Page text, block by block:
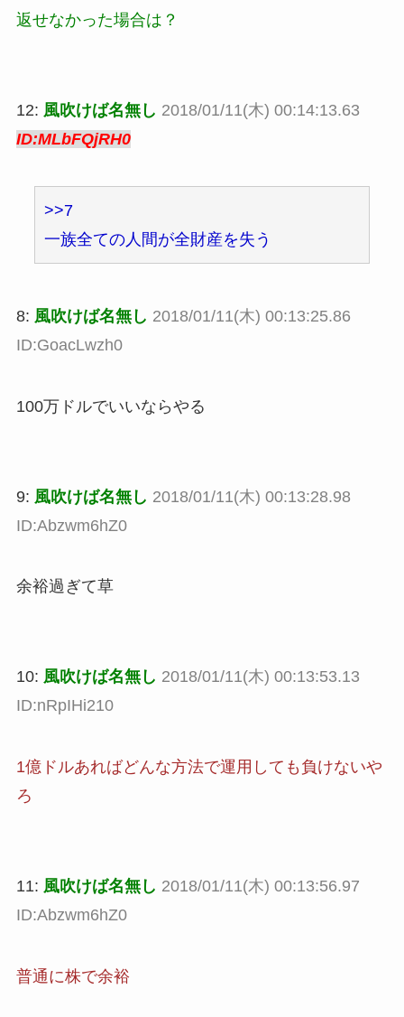
返せなかった場合は？
12: 風吹けば名無し 2018/01/11(木) 00:14:13.63
ID:MLbFQjRH0
>>7
一族全ての人間が全財産を失う
8: 風吹けば名無し 2018/01/11(木) 00:13:25.86
ID:GoacLwzh0
100万ドルでいいならやる
9: 風吹けば名無し 2018/01/11(木) 00:13:28.98
ID:Abzwm6hZ0
余裕過ぎて草
10: 風吹けば名無し 2018/01/11(木) 00:13:53.13
ID:nRpIHi210
1億ドルあればどんな方法で運用しても負けないや
ろ
11: 風吹けば名無し 2018/01/11(木) 00:13:56.97
ID:Abzwm6hZ0
普通に株で余裕